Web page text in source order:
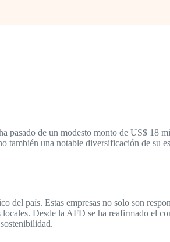
de un modesto monto de US$ 18
también una notable diversificación de su
país. Estas empresas no solo son
Desde la AFD se ha reafirmado el